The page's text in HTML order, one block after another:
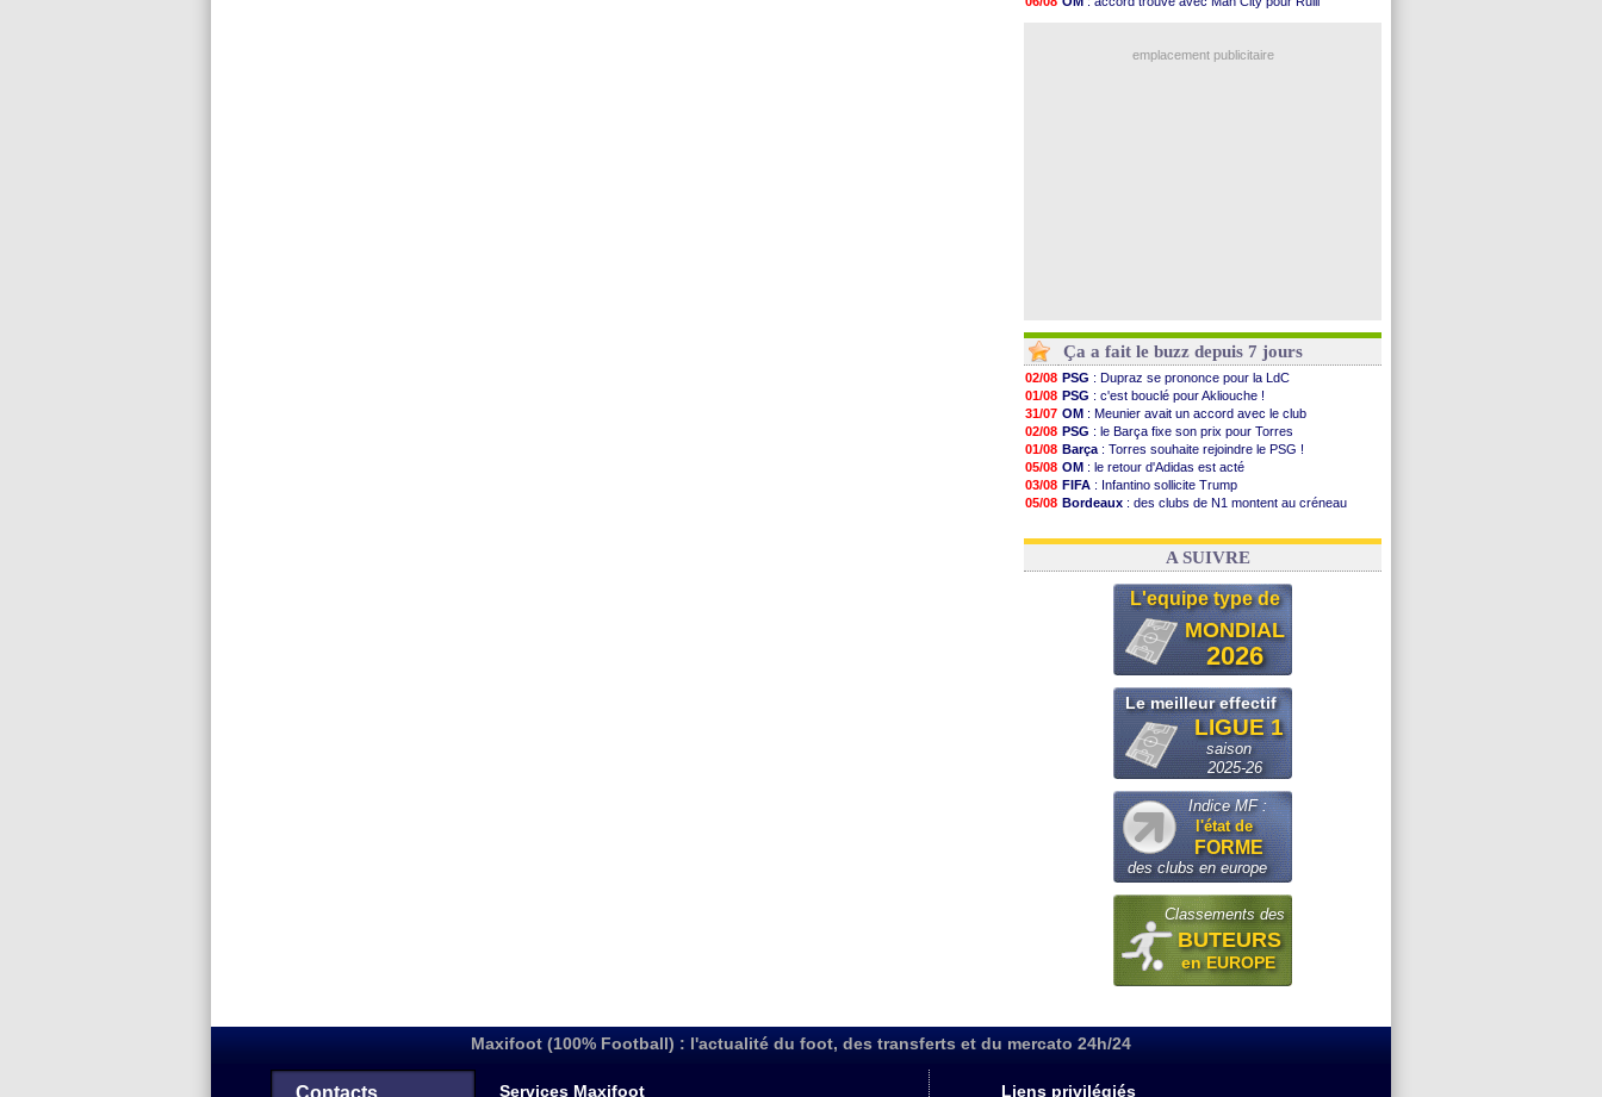
10h05
Monaco: Filipe Luis aimerait garder Balogun
: le soutien très appuyé à Infantino
emplacement publicitaire
Ça a fait le buzz depuis 7 jours
02/08 PSG : Dupraz se prononce pour la LdC
01/08 PSG : c'est bouclé pour Akliouche !
31/07 OM : Meunier avait un accord avec le club
02/08 PSG : le Barça fixe son prix pour Torres
01/08 Barça : Torres souhaite rejoindre le PSG !
05/08 OM : le retour d'Adidas est acté
03/08 FIFA : Infantino sollicite Trump
05/08 Bordeaux : des clubs de N1 montent au créneau
03/08 Real: le démenti de Leipzig pour Diomandé
A SUIVRE
L'equipe type de
MONDIAL
2026
Le meilleur effectif
LIGUE 1
saison
2025-26
Indice MF :
l'état de
FORME
des clubs en europe
Classements des
BUTEURS
en EUROPE
Maxifoot (100% Football) : l'actualité du foot, des transferts et du mercato 24h/24
Contacts Services Maxifoot Liens privilégiés